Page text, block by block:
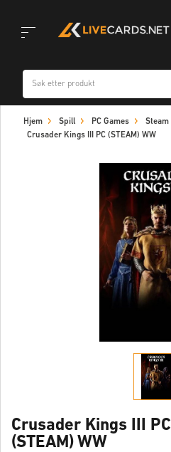
navigation
Hjem Spill PC Games
Steam
Crusader Kings III PC (STEAM) WW
Crusader Kings III PC
(STEAM) WW